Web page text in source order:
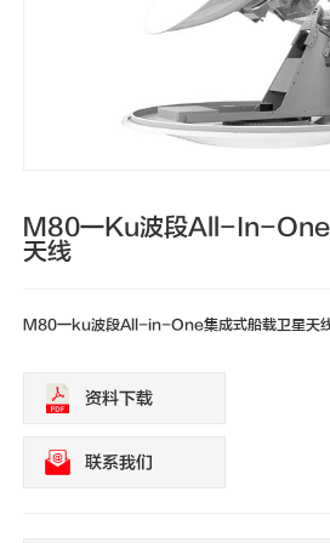
M80一ku波段All-In-One集成式船载卫星
天线
M80一ku波段All-in-One集成式船载卫星天
资料下载
联系我们